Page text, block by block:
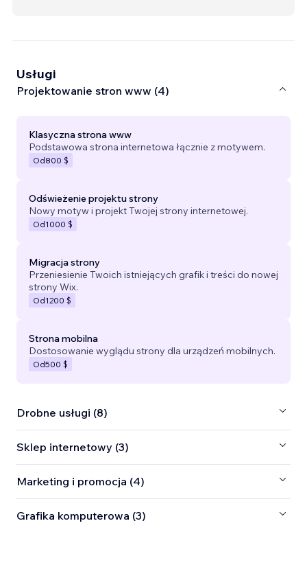
Usługi
Projektowanie stron www (4)
Klasyczna strona www
Podstawowa strona internetowa łącznie z motywem.
Od800 $
Odświeżenie projektu strony
Nowy motyw i projekt Twojej strony internetowej.
Od1000 $
Migracja strony
Przeniesienie Twoich istniejących grafik i treści do nowej
strony Wix.
Od1200 $
Strona mobilna
Dostosowanie wyglądu strony dla urządzeń mobilnych.
Od500 $
Drobne usługi (8)
Sklep internetowy (3)
Marketing i promocja (4)
Grafika komputerowa (3)